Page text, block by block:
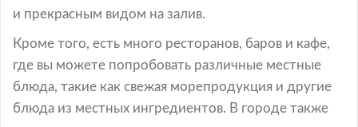
и прекрасным видом на залив.
Кроме того, есть много ресторанов, баров и кафе,
где вы можете попробовать различные местные
блюда, такие как свежая морепродукция и другие
блюда из местных ингредиентов. В городе также